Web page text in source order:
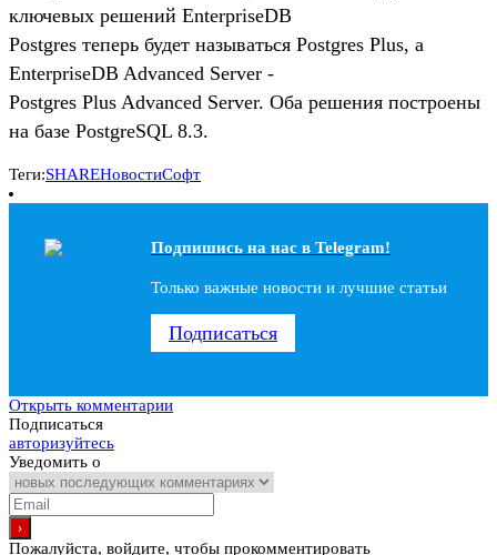
ключевых решений EnterpriseDB
Postgres теперь будет называться Postgres Plus, а
EnterpriseDB Advanced Server -
Postgres Plus Advanced Server. Оба решения построены
на базе PostgreSQL 8.3.
Теги:SHAREНовостиСофт
Подпишись на наc в Telegram!
Только важные новости и лучшие статьи
Подписаться
Открыть комментарии
Подписаться
авторизуйтесь
Уведомить о
Пожалуйста, войдите, чтобы прокомментировать